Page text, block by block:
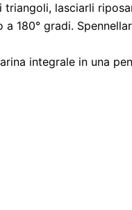
lasciarli
180° gradi.
integrale in una